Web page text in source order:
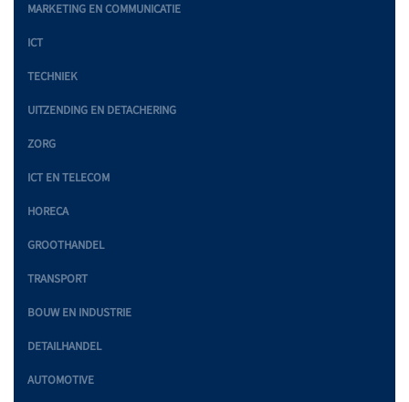
MARKETING EN COMMUNICATIE
ICT
TECHNIEK
UITZENDING EN DETACHERING
ZORG
ICT EN TELECOM
HORECA
GROOTHANDEL
TRANSPORT
BOUW EN INDUSTRIE
DETAILHANDEL
AUTOMOTIVE